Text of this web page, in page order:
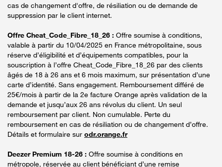
cas de changement d'offre, de résiliation ou de demande de
suppression par le client internet.
Offre Cheat_Code_Fibre_18_26 : Offre soumise à conditions,
valable à partir du 10/04/2025 en France métropolitaine, sous
réserve d’éligibilité et d’équipements compatibles, pour la
souscription à l’offre Cheat_Code_Fibre_18_26 par des clients
âgés de 18 à 26 ans et 6 mois maximum, sur présentation d’une
carte d’identité. Sans engagement. Remboursement différé de
25€/mois à partir de la 2e facture Orange après validation de la
demande et jusqu’aux 26 ans révolus du client. Un seul
remboursement par client. Non cumulable. Perte du
remboursement en cas de résiliation ou de changement d’offre.
Détails et formulaire sur odr.orange.fr
Deezer Premium 18-26 : Offre soumise à conditions en
métropole, réservée au client bénéficiant d’une remise